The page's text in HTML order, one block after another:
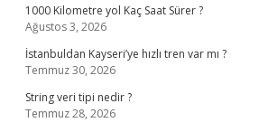
1000 Kilometre yol Kaç Saat Sürer ?
Ağustos 3, 2026
İstanbuldan Kayseri’ye hızlı tren var mı ?
Temmuz 30, 2026
String veri tipi nedir ?
Temmuz 28, 2026